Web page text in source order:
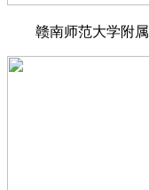
赣南师范大学附属